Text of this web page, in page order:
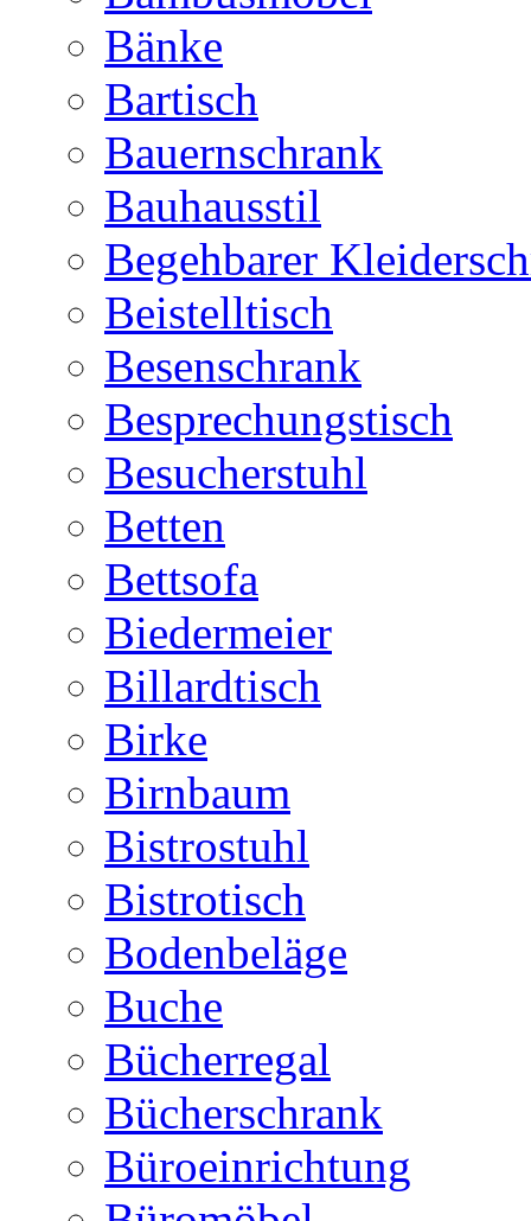
Bänke
Bartisch
Bauernschrank
Bauhausstil
Begehbarer
Beistelltisch
Besenschrank
Besprechungstisch
Besucherstuhl
Betten
Bettsofa
Biedermeier
Billardtisch
Birke
Birnbaum
Bistrostuhl
Bistrotisch
Bodenbeläge
Buche
Bücherregal
Bücherschrank
Büroeinrichtung